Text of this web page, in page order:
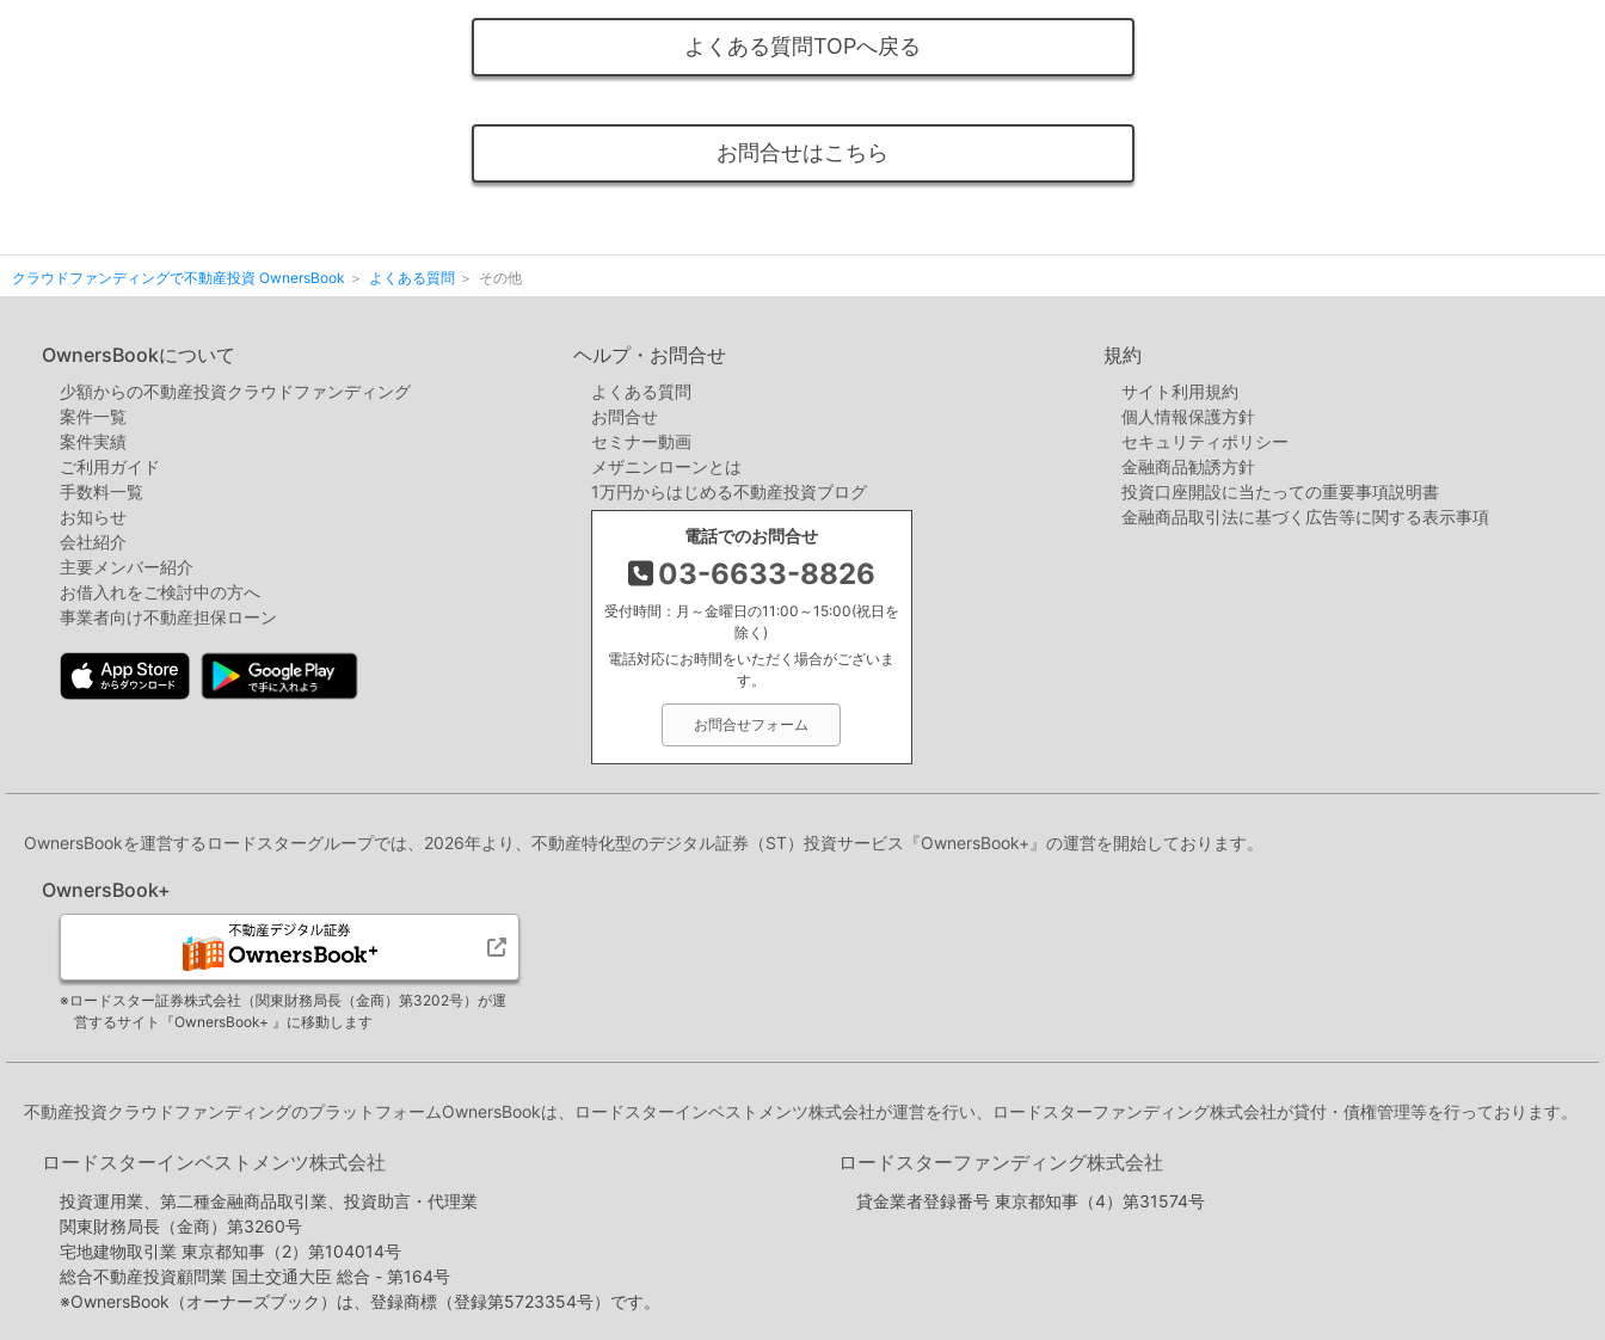
よくある質問TOPへ戻る
お問合せはこちら
クラウドファンディングで不動産投資 OwnersBook よくある質問 その他
OwnersBookについて
少額からの不動産投資クラウドファンディング
案件⼀覧
案件実績
ご利用ガイド
手数料一覧
お知らせ
会社紹介
主要メンバー紹介
お借入れをご検討中の方へ
事業者向け不動産担保ローン
ヘルプ・お問合せ
よくある質問
お問合せ
セミナー動画
メザニンローンとは
1万円からはじめる不動産投資ブログ
電話でのお問合せ
03-6633-8826
受付時間：月～金曜日の11:00～15:00(祝日を
除く)
電話対応にお時間をいただく場合がございま
す。
お問合せフォーム
規約
サイト利用規約
個人情報保護方針
セキュリティポリシー
金融商品勧誘方針
投資口座開設に当たっての重要事項説明書
金融商品取引法に基づく広告等に関する表示事項
OwnersBookを運営するロードスターグループでは、2026年より、不動産特化型のデジタル証券（ST）投資サービス『OwnersBook+』の運営を開始しております。
OwnersBook+
※ロードスター証券株式会社（関東財務局長（金商）第3202号）が運
営するサイト『OwnersBook+ 』に移動します
不動産投資クラウドファンディングのプラットフォームOwnersBookは、ロードスターインベストメンツ株式会社が運営を行い、ロードスターファンディング株式会社が貸付・債権管理等を行っております。
ロードスターインベストメンツ株式会社
投資運用業、第二種金融商品取引業、投資助言・代理業
関東財務局長（金商）第3260号
宅地建物取引業 東京都知事（2）第104014号
総合不動産投資顧問業 国土交通大臣 総合 - 第164号
※OwnersBook（オーナーズブック）は、登録商標（登録第5723354号）です。
ロードスターファンディング株式会社
貸金業者登録番号 東京都知事（4）第31574号